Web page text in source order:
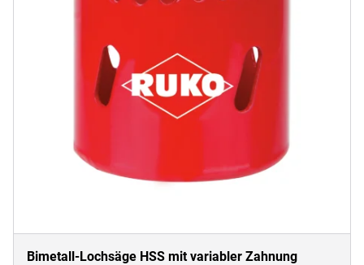
Bimetall-Lochsäge HSS mit variabler Zahnung